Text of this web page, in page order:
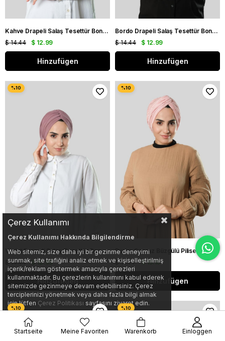
Kahve Drapeli Salaş Tesettür Bone Sandy Büzgülü 2315_14
$ 12.99
$ 14.44
Hinzufügen
Bordo Drapeli Salaş Tesettür Bone Sandy Büzgülü 2315_16
$ 12.99
$ 14.44
Hinzufügen
Violet Drapeli Salaş Tesettür Bone Sandy Büzgülü 2315_21
$ 12.99
$ 14.44
Hinzufügen
Pudra Çapraz Büzgülü Piliseli Tesettür Bone Fukuro Kendinden Desenli 2316_06
$ 15.10
$ 16.77
Hinzufügen
Çerez Kullanımı
Çerez Kullanımı Hakkında Bilgilendirme
Web sitemiz, size daha iyi bir gezinme deneyimi
sunmak, site trafiğini analiz etmek ve kişiselleştirilmiş
içerik/reklam göstermek amacıyla çerezleri
kullanmaktadır. Bu çerezlerin kullanımını kabul ederek
sitemizde gezinmeye devam edebilirsiniz. Çerez
terciplerinizi yönetmek veya daha fazla bilgi almak
için lütfen Çerez Politikası sayfasını ziyaret edin.
Startseite Meine Favoriten Warenkorb Einloggen